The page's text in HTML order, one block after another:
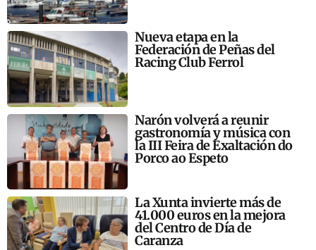
Nueva etapa en la
Federación de Peñas del
Racing Club Ferrol
Narón volverá a reunir
gastronomía y música con
la III Feira de Exaltación do
Porco ao Espeto
La Xunta invierte más de
41.000 euros en la mejora
del Centro de Día de
Caranza